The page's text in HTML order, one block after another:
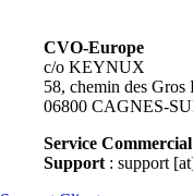
CVO-Europe
c/o KEYNUX
58, chemin des Gros
06800 CAGNES-
Service Commercial
Support : support